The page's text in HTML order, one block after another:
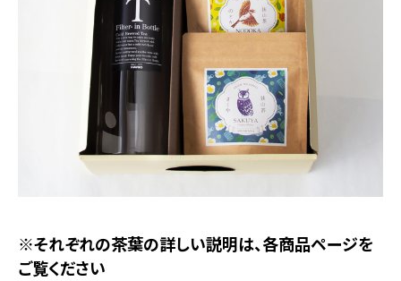
※それぞれの茶葉の詳しい説明は、各商品ページを
ご覧ください